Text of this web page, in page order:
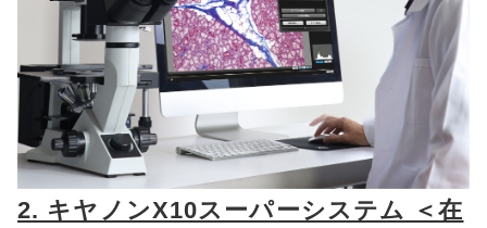
2. キヤノンX10スーパーシステム ＜在